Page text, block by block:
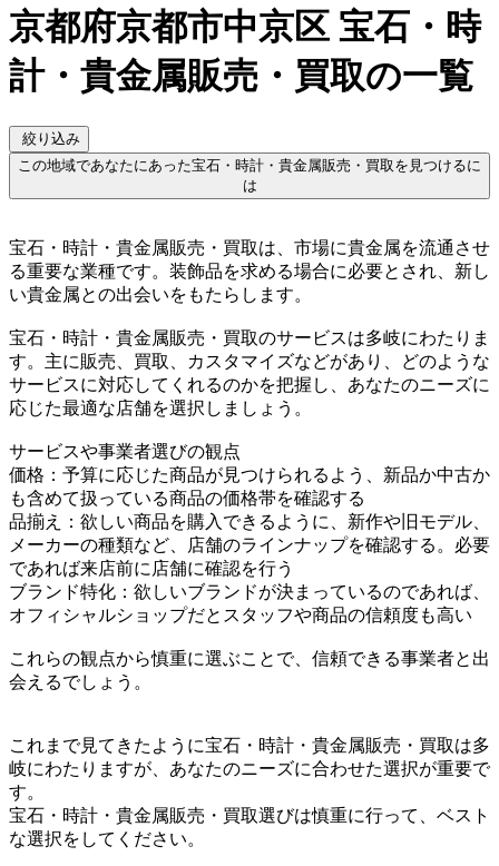
京都府京都市中京区 宝石・時
計・貴金属販売・買取の一覧
絞り込み
この地域であなたにあった宝石・時計・貴金属販売・買取を見つけるに
は
宝石・時計・貴金属販売・買取は、市場に貴金属を流通させ
る重要な業種です。装飾品を求める場合に必要とされ、新し
い貴金属との出会いをもたらします。
宝石・時計・貴金属販売・買取のサービスは多岐にわたりま
す。主に販売、買取、カスタマイズなどがあり、どのような
サービスに対応してくれるのかを把握し、あなたのニーズに
応じた最適な店舗を選択しましょう。
サービスや事業者選びの観点
価格：予算に応じた商品が見つけられるよう、新品か中古か
も含めて扱っている商品の価格帯を確認する
品揃え：欲しい商品を購入できるように、新作や旧モデル、
メーカーの種類など、店舗のラインナップを確認する。必要
であれば来店前に店舗に確認を行う
ブランド特化：欲しいブランドが決まっているのであれば、
オフィシャルショップだとスタッフや商品の信頼度も高い
これらの観点から慎重に選ぶことで、信頼できる事業者と出
会えるでしょう。
これまで見てきたように宝石・時計・貴金属販売・買取は多
岐にわたりますが、あなたのニーズに合わせた選択が重要で
す。
宝石・時計・貴金属販売・買取選びは慎重に行って、ベスト
な選択をしてください。